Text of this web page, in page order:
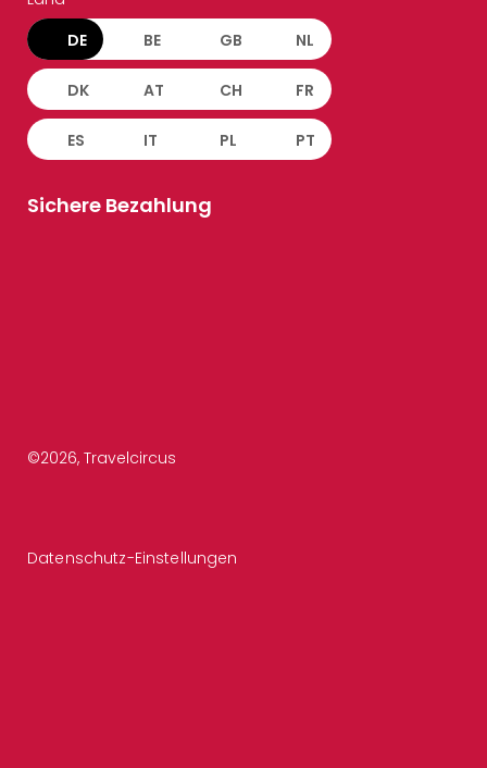
DE BE GB NL
DK AT CH FR
ES IT PL PT
Sichere Bezahlung
©2026, Travelcircus
Datenschutz-Einstellungen